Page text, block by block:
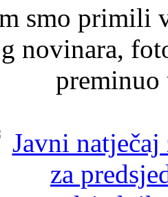
smo primili
novinara,